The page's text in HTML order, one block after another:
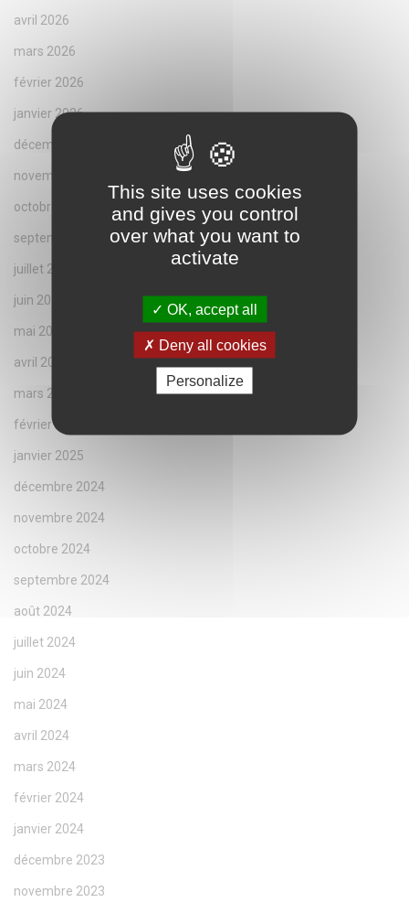
avril 2026
mars 2026
février 2026
janvier 2026
décembre 2025
novembre 2025
octobre 2025
septembre 2025
juillet 2025
juin 2025
mai 2025
avril 2025
mars 2025
février 2025
janvier 2025
décembre 2024
novembre 2024
octobre 2024
septembre 2024
août 2024
juillet 2024
juin 2024
mai 2024
avril 2024
mars 2024
février 2024
janvier 2024
décembre 2023
novembre 2023
This site uses cookies
and gives you control
over what you want to
activate
OK, accept all
Deny all cookies
Personalize